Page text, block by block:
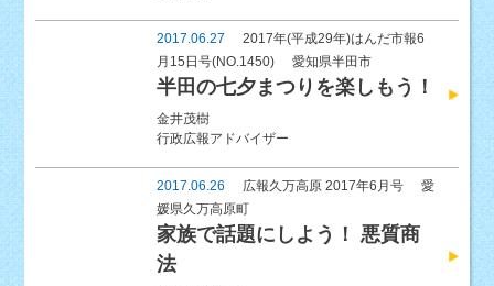
2017.06.27
2017年(平成29年)はんだ市報6
月15日号(NO.1450)
愛知県半田市
半田の七夕まつりを楽しもう！
金井茂樹
行政広報アドバイザー
2017.06.26 広報久万高原 2017年6月号
愛
媛県久万高原町
家族で話題にしよう！ 悪質商
法